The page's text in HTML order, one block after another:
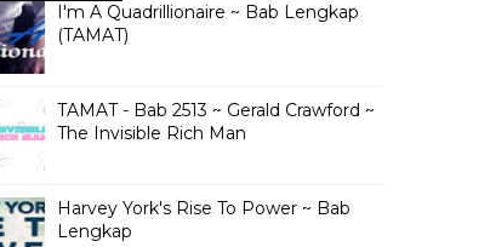
I'm A Quadrillionaire ~ Bab Lengkap
(TAMAT)
TAMAT - Bab 2513 ~ Gerald Crawford ~
The Invisible Rich Man
Harvey York's Rise To Power ~ Bab
Lengkap